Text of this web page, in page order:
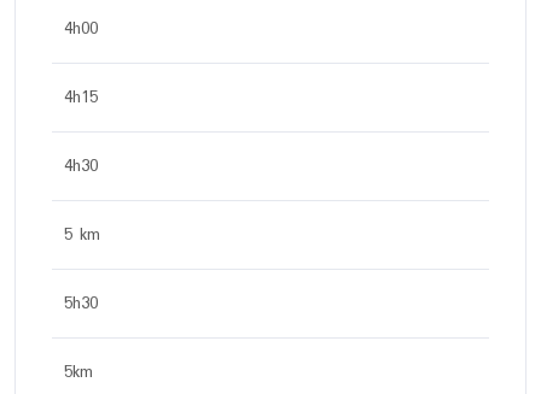
4h00
4h15
4h30
5 km
5h30
5km